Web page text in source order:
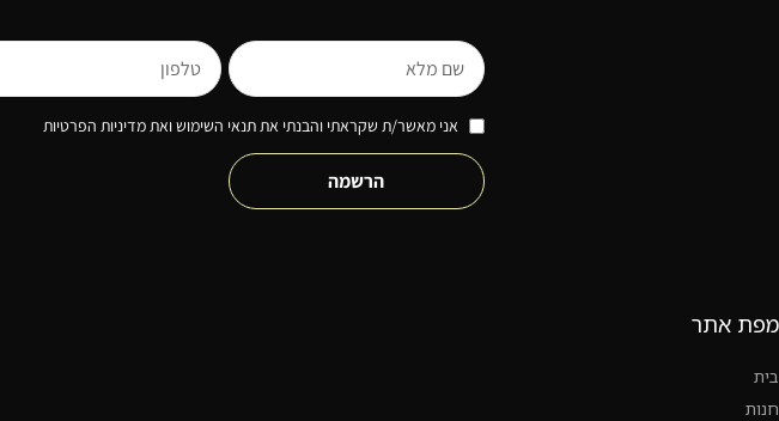
אני מאשר/ת שקראתי והבנתי את תנאי השימוש ואת מדיניות הפרטיות
הרשמה
מפת אתר
בית
חנות